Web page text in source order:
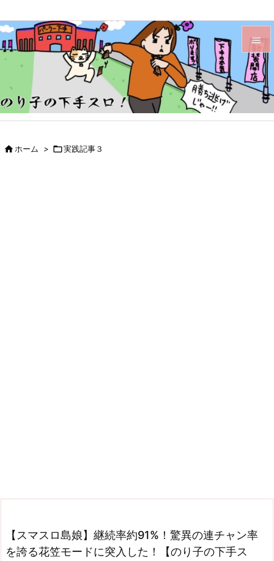


メニュ

サイド
ホーム > 実践記事３
【スマスロ島娘】継続率約91%！驚異の連チャン率
を誇る花笠モードに突入した！【のり子の下手ス